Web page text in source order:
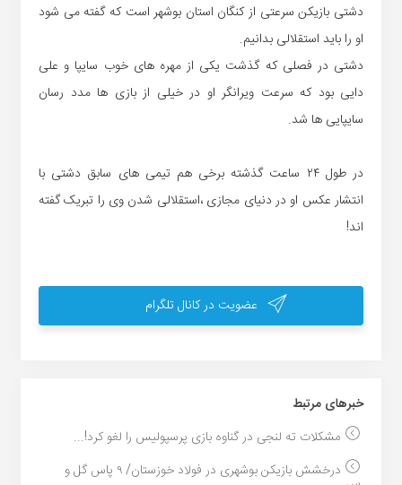
دشتی بازیکن سرعتی از کنگان استان بوشهر است که گفته می شود
او را باید استقلالی بدانیم.
دشتی در فصلی که گذشت یکی از مهره های خوب سایپا و علی
دایی بود که سرعت ویرانگر او در خیلی از بازی ها مدد رسان
سایپایی ها شد.
در طول ۲۴ ساعت گذشته برخی هم تیمی های سابق دشتی با
انتشار عکس او در دنیای مجازی ،استقلالی شدن وی را تبریک گفته
اند!
عضویت در کانال تلگرام
خبر‌های مرتبط
مشکلات ته لنجی در گناوه بازی پرسپولیس را لغو کرد!...
درخشش بازیکن بوشهری در فولاد خوزستان/ ۹ پاس گل و